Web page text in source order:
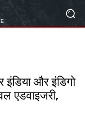
इंडिया और इंडिगो
एडवाइजरी,